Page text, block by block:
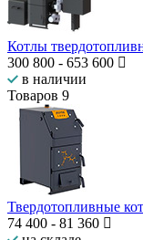
Котлы
300 800 - 653 600
в наличии
Товаров 9
Твердотопливные
74 400 - 81 360